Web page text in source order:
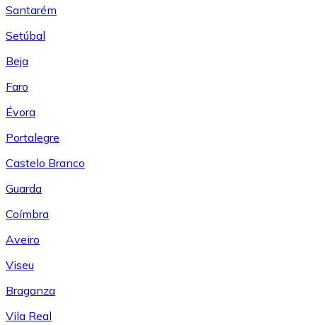
Santarém
Setúbal
Beja
Faro
Évora
Portalegre
Castelo Branco
Guarda
Coímbra
Aveiro
Viseu
Braganza
Vila Real